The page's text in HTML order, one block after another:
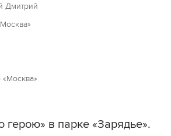
Дмитрий
«Москва»
герою» в парке «Зарядье».